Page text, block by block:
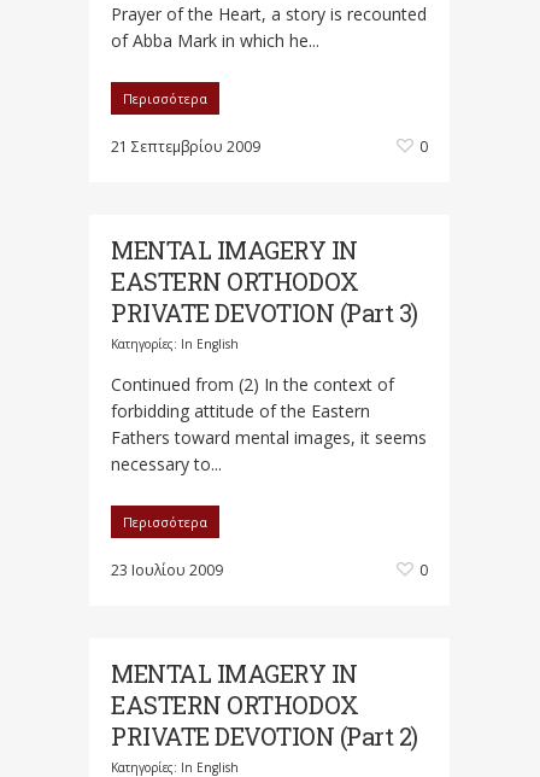
Prayer of the Heart, a story is recounted
of Abba Mark in which he...
Περισσότερα
21 Σεπτεμβρίου 2009 0
MENTAL IMAGERY IN
EASTERN ORTHODOX
PRIVATE DEVOTION (Part 3)
Κατηγορίες: In English
Continued from (2) In the context of
forbidding attitude of the Eastern
Fathers toward mental images, it seems
necessary to...
Περισσότερα
23 Ιουλίου 2009 0
MENTAL IMAGERY IN
EASTERN ORTHODOX
PRIVATE DEVOTION (Part 2)
Κατηγορίες: In English